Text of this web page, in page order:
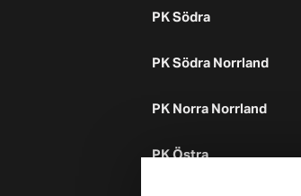
PK Södra
PK Södra Norrland
PK Norra Norrland
PK Östra